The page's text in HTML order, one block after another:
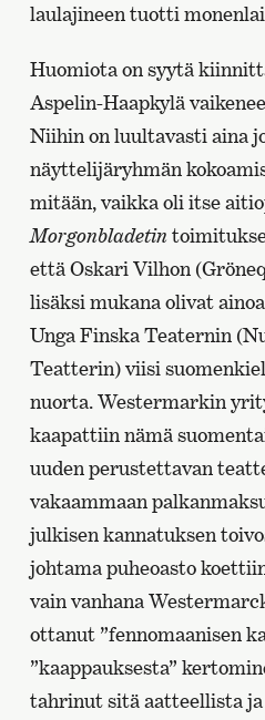
laulajineen tuotti
Huomiota on syytä
Aspelin-Haapkylä
Niihin on luultavasti aina
näyttelijäryhmän
mitään, vaikka oli itse
Morgonbladetin
että Oskari Vilhon
lisäksi mukana olivat
Unga Finska Teaternin
Teatterin) viisi
nuorta. Westermarkin
kaapattiin nämä
uuden perustettavan
vakaammaan
julkisen kannatuksen
johtama puheoasto
vain vanhana
ottanut ”fennomaanisen
”kaappauksesta”
tahrinut sitä aatteellista